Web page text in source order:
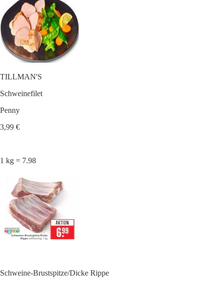
TILLMAN'S
Schweinefilet
Penny
3,99 €
1 kg = 7.98
Schweine-Brustspitze/Dicke Rippe